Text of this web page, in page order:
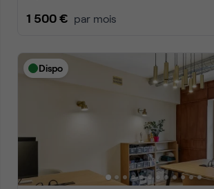
1 500 € par mois
Dispo